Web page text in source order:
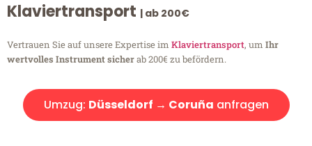
Klaviertransport | ab 200€
Vertrauen Sie auf unsere Expertise im Klaviertransport, um Ihr
wertvolles Instrument sicherab 200€ zu befördern.
Umzug: Düsseldorf → Coruña anfragen